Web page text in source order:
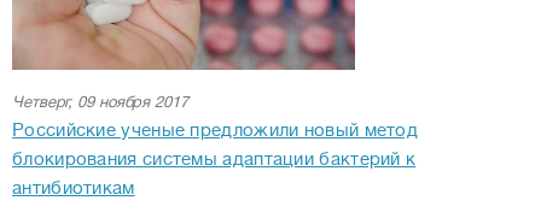
Четверг, 09 ноября 2017
Российские ученые предложили новый метод
блокирования системы адаптации бактерий к
антибиотикам